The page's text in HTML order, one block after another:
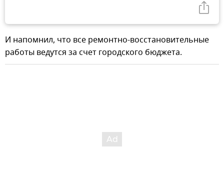
И напомнил, что все ремонтно-восстановительные
работы ведутся за счет городского бюджета.